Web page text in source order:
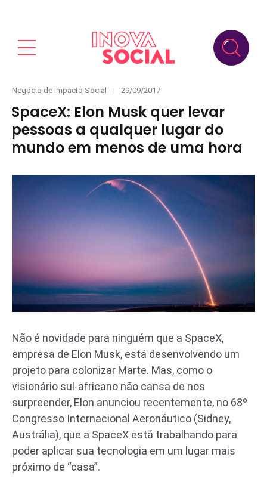
Categories
Negócio de Impacto Social
Posted
29/09/2017
SpaceX: Elon Musk quer levar
pessoas a qualquer lugar do
mundo em menos de uma hora
Não é novidade para ninguém que a SpaceX,
empresa de Elon Musk, está desenvolvendo um
projeto para colonizar Marte. Mas, como o
visionário sul-africano não cansa de nos
surpreender, Elon anunciou recentemente, no 68º
Congresso Internacional Aeronáutico (Sidney,
Austrália), que a SpaceX está trabalhando para
poder aplicar sua tecnologia em um lugar mais
próximo de “casa”.